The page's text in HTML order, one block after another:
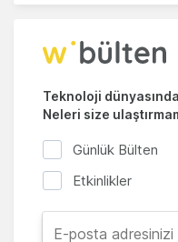
Teknoloji
Neleri size
Günlük Bülten
Etkinlikler